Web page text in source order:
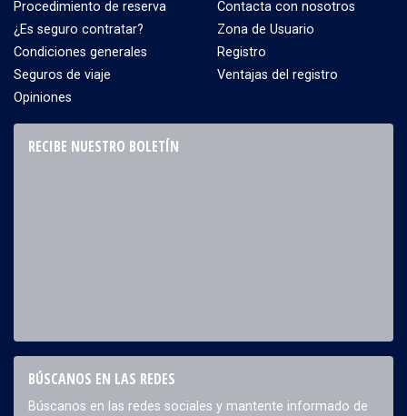
Procedimiento de reserva
¿Es seguro contratar?
Condiciones generales
Seguros de viaje
Opiniones
Contacta con nosotros
Zona de Usuario
Registro
Ventajas del registro
RECIBE NUESTRO BOLETÍN
BÚSCANOS EN LAS REDES
Búscanos en las redes sociales y mantente informado de